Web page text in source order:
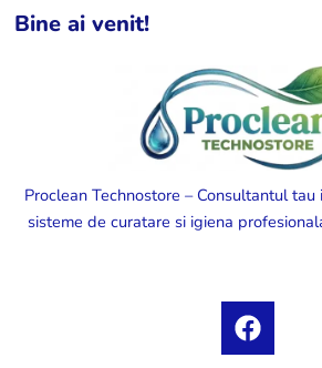
Bine ai venit!
Proclean Technostore – Consultantul tau
sisteme de curatare si igiena
F
a